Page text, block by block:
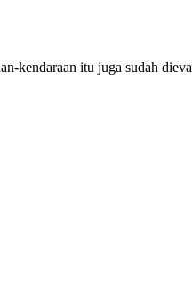
kendaraan itu juga sudah